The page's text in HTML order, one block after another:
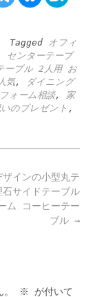
Tagged オフィ
センターテーブ
ーブル 2人用 お
気,
ダイニング
ォーム相談, 家
のプレゼント ,
ザインの小型丸テ
サイドテーブル
ム コーヒーテー
ブル →
※ が付いて